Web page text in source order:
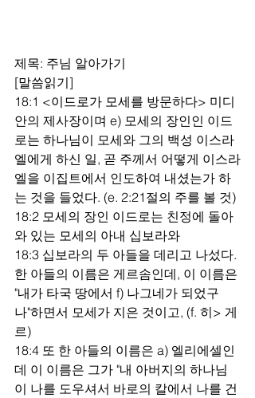
제목: 주님 알아가기
[말씀읽기]
18:1 <이드로가 모세를 방문하다> 미디
안의 제사장이며 e) 모세의 장인인 이드
로는 하나님이 모세와 그의 백성 이스라
엘에게 하신 일, 곧 주께서 어떻게 이스라
엘을 이집트에서 인도하여 내셨는가 하
는 것을 들었다. (e. 2:21절의 주를 볼 것)
18:2 모세의 장인 이드로는 친정에 돌아
와 있는 모세의 아내 십보라와
18:3 십보라의 두 아들을 데리고 나섰다.
한 아들의 이름은 게르솜인데, 이 이름은
"내가 타국 땅에서 f) 나그네가 되었구
나"하면서 모세가 지은 것이고, (f. 히> 게
르)
18:4 또 한 아들의 이름은 a) 엘리에셀인
데 이 이름은 그가 "내 아버지의 하나님
이 나를 도우셔서 바로의 칼에서 나를 건